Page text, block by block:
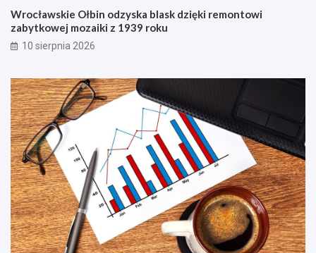
Wrocławskie Ołbin odzyska blask dzięki remontowi
zabytkowej mozaiki z 1939 roku
10 sierpnia 2026